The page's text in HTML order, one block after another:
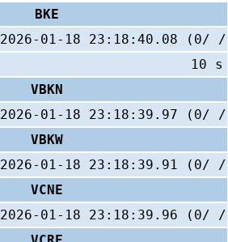
BKE
2026-01-18 23:18:40.08 (0/
10 s
VBKN
2026-01-18 23:18:39.97 (0/
VBKW
2026-01-18 23:18:39.91 (0/
VCNE
2026-01-18 23:18:39.96 (0/